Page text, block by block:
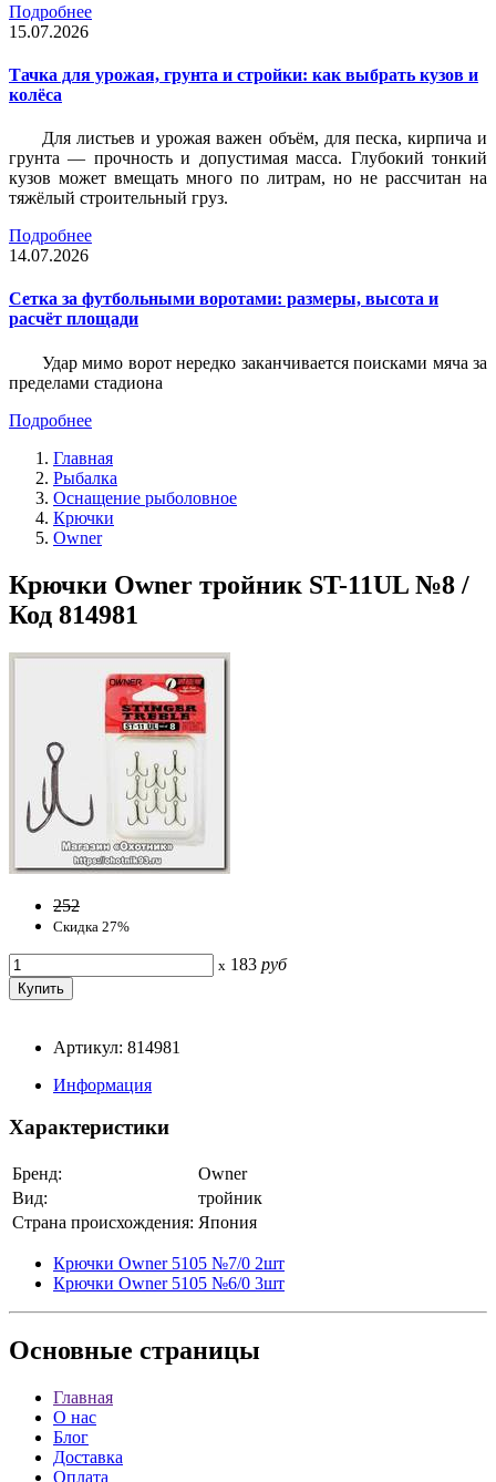
Подробнее
15.07.2026
Тачка для урожая, грунта и стройки: как выбрать кузов и
колёса
Для листьев и урожая важен объём, для песка, кирпича и
грунта — прочность и допустимая масса. Глубокий тонкий
кузов может вмещать много по литрам, но не рассчитан на
тяжёлый строительный груз.
Подробнее
14.07.2026
Сетка за футбольными воротами: размеры, высота и
расчёт площади
Удар мимо ворот нередко заканчивается поисками мяча за
пределами стадиона
Подробнее
Главная
Рыбалка
Оснащение рыболовное
Крючки
Owner
Крючки Owner тройник ST-11UL №8 /
Код 814981
252
Скидка 27%
x 183 руб
Артикул: 814981
Информация
Характеристики
Бренд:
Owner
Вид:
тройник
Страна происхождения: Япония
Крючки Owner 5105 №7/0 2шт
Крючки Owner 5105 №6/0 3шт
Основные страницы
Главная
О нас
Блог
Доставка
Оплата